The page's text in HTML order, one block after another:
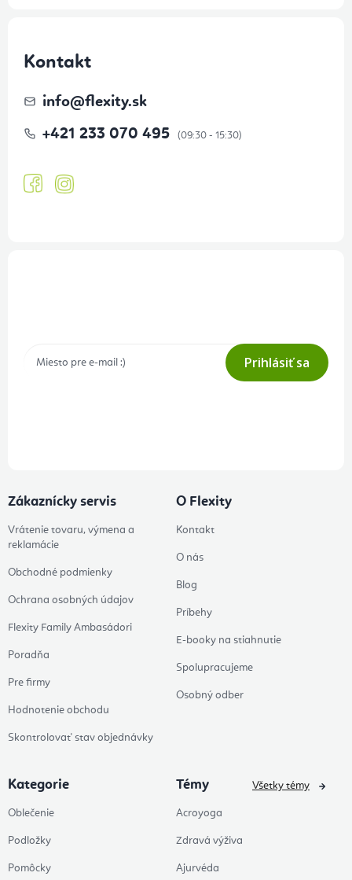
Kontakt
info@flexity.sk
+421 233 070 495
Prihlásiť sa
Zákaznícky servis
Vrátenie tovaru, výmena a
reklamácie
Obchodné podmienky
Ochrana osobných údajov
Flexity Family Ambasádori
Poradňa
Pre firmy
Hodnotenie obchodu
Skontrolovať stav objednávky
O Flexity
Kontakt
O nás
Blog
Príbehy
E-booky na stiahnutie
Spolupracujeme
Osobný odber
Kategorie
Oblečenie
Podložky
Pomôcky
Témy
Acroyoga
Zdravá výživa
Ajurvéda
Všetky témy